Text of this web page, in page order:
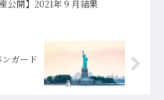
産公開】2021年９月結果
ガード